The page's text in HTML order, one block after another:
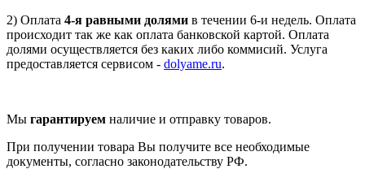
2) Оплата 4-я равными долями в течении 6-и недель. Оплата
происходит так же как оплата банковской картой. Оплата
долями осуществляется без каких либо коммисий. Услуга
предоставляется сервисом - dolyame.ru.
Мы гарантируем наличие и отправку товаров.
При получении товара Вы получите все необходимые
документы, согласно законодательству РФ.